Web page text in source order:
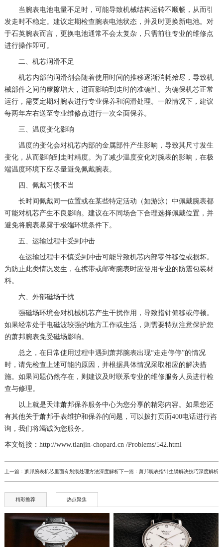
当腕表电池电量不足时，可能导致机械结构运转不顺畅，从而引
发走时不稳定。建议定期检查腕表电池状态，并及时更换新电池。对
于石英腕表而言，更换电池通常不会太复杂，只需前往专业的维修点
进行操作即可。
二、机芯润滑不足
机芯内部的润滑剂会随着使用时间的推移逐渐消耗殆尽，导致机
械部件之间的摩擦增大，进而影响到走时的准确性。为确保机芯正常
运行，需要定期对腕表进行专业保养和润滑处理。一般情况下，建议
每两年左右送至专业维修点进行一次全面保养。
三、温度变化影响
温度的变化会对机芯内部的金属部件产生影响，导致其尺寸发生
变化，从而影响到走时精度。为了减少温度变化对腕表的影响，在极
端温度环境下应尽量避免佩戴腕表。
四、佩戴习惯不当
长时间佩戴同一位置或在某些特定活动（如游泳）中佩戴腕表都
可能对机芯产生不良影响。建议在不同场合下合理选择佩戴位置，并
避免将腕表暴露于极端环境条件下。
五、运输过程中受到冲击
在运输过程中不慎受到冲击可能导致机芯内部零件移位或损坏。
为防止此类情况发生，在携带或邮寄腕表时应使用专业的防震包装材
料。
六、外部磁场干扰
强磁场环境会对机械机芯产生干扰作用，导致指针偏移或停顿。
如果经常处于电磁波较强的地方工作或生活，则需要特别注意保护您
的萧邦腕表免受磁场影响。
总之，在日常使用过程中遇到萧邦腕表出现“走走停停”的情况
时，请先检查上述可能的原因，并根据具体情况采取相应的解决措
施。如果问题仍然存在，则建议及时联系专业的维修服务人员进行检
查与修理。
以上就是天津萧邦保养服务中心为您分享的精彩内容。如果您还
有其他关于萧邦手表维护和保养的问题，可以拨打页面400电话进行咨
询，我们将竭诚为您服务。
本文链接：http://www.tianjin-chopard.cn /Problems/542.html
上一篇： 萧邦腕表机芯里面有划痕处理方法深度解析下一篇：萧邦腕表指针生锈解决技巧深度解析
精彩推荐 热点聚焦